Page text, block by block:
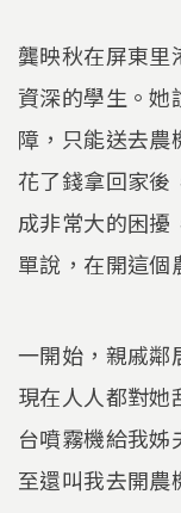
龔映秋在屏東里
資深的學生。她
障，只能送去農
花了錢拿回家後
成非常大的困擾
單說，在開這個
一開始，親戚鄰
現在人人都對她
台噴霧機給我姊
至還叫我去開農